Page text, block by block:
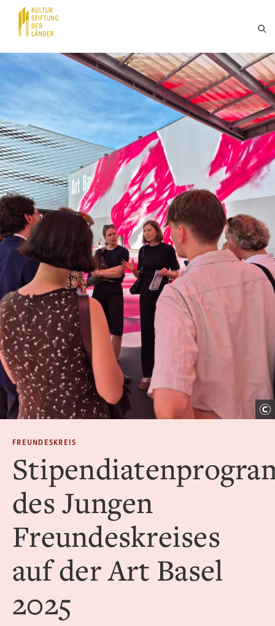
Hauptnavigation
FREUNDESKREIS
des Jungen
Freundeskreises
auf der Art Basel
2025